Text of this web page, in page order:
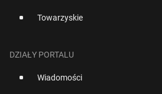
Towarzyskie
DZIAŁY PORTALU
Wiadomości